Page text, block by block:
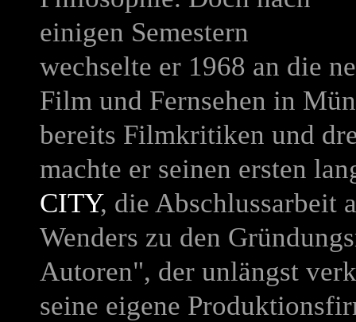
einigen Semestern
wechselte er 1968 an die
Film und Fernsehen in
bereits Filmkritiken und
machte er seinen ersten
CITY, die Abschlussarbeit
Wenders zu den
Autoren", der unlängst
seine eigene